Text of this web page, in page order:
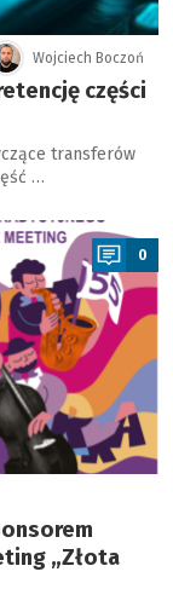
Wojciech Boczoń
części
transferów
…
0
„Złota